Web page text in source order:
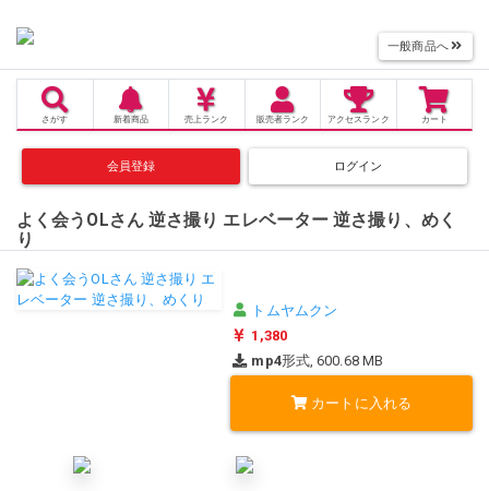
一般商品へ
さがす 新着商品 売上 ランク 販売者ランク アクセス ランク カート
会員登録 ログイン
よく会うOLさん 逆さ撮り エレベーター 逆さ撮り、めく
り
トムヤムクン
1,380
mp4形式, 600.68 MB
カートに入れる